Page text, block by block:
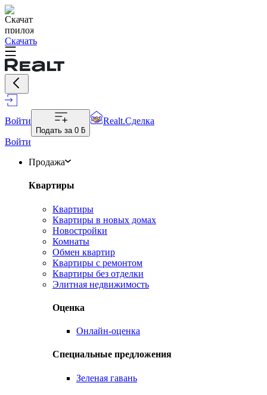
Скачать
Войти
Подать за 0 ƃ
Realt.Сделка
Войти
Продажа
Квартиры
Квартиры
Квартиры в новых домах
Новостройки
Комнаты
Обмен квартир
Квартиры с ремонтом
Квартиры без отделки
Элитная недвижимость
Оценка
Онлайн-оценка
Специальные предложения
Зеленая гавань